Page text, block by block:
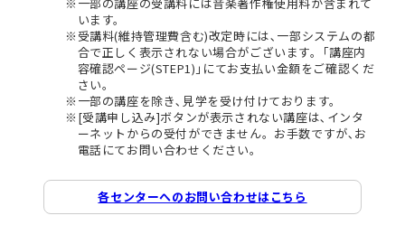
一部の講座の受講料には音楽著作権使用料が含まれて
います。
受講料(維持管理費含む)改定時には､一部システムの都
合で正しく表示されない場合がございます。｢講座内
容確認ページ(STEP1)｣にてお支払い金額をご確認くだ
さい。
一部の講座を除き､見学を受け付けております。
[受講申し込み]ボタンが表示されない講座は､インタ
ーネットからの受付ができません。お手数ですが､お
電話にてお問い合わせください。
各センターへのお問い合わせはこちら